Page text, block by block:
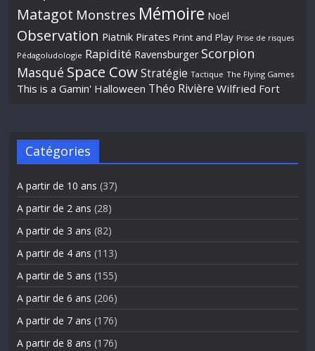
Matagot Monstres Mémoire Noël
Observation Piatnik Pirates Print and Play Prise de risques
Pédagoludologie Rapidité Ravensburger Scorpion
Masqué Space Cow Stratégie Tactique The Flying Games
This is a Gamin' Halloween Théo Rivière Wilfried Fort
Catégories
A partir de 10 ans (37)
A partir de 2 ans (28)
A partir de 3 ans (82)
A partir de 4 ans (113)
A partir de 5 ans (155)
A partir de 6 ans (206)
A partir de 7 ans (176)
A partir de 8 ans (176)